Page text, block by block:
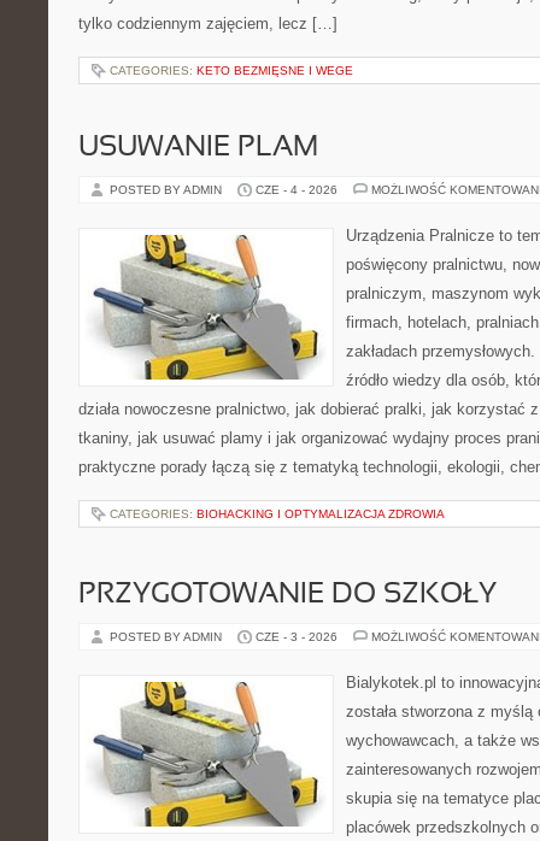
tylko codziennym zajęciem, lecz […]
CATEGORIES: KETO BEZMIĘSNE I WEGE
USUWANIE PLAM
POSTED BY ADMIN CZE - 4 - 2026 MOŻLIWOŚĆ
Urządzenia Pralnicze to
poświęcony pralnictwu,
pralniczym, maszynom
firmach, hotelach,
zakładach
źródło wiedzy dla osób,
działa nowoczesne pralnictwo, jak dobierać pralki, jak korzystać
tkaniny, jak usuwać plamy i jak organizować wydajny proces
praktyczne porady łączą się z tematyką technologii, ekologii,
CATEGORIES: BIOHACKING I OPTYMALIZACJA ZDROWIA
PRZYGOTOWANIE DO SZKOŁY
POSTED BY ADMIN CZE - 3 - 2026 MOŻLIWOŚĆ
Bialykotek.pl to
została stworzona z myślą
wychowawcach, a także
zainteresowanych
skupia się na tematyce
placówek przedszkolnych